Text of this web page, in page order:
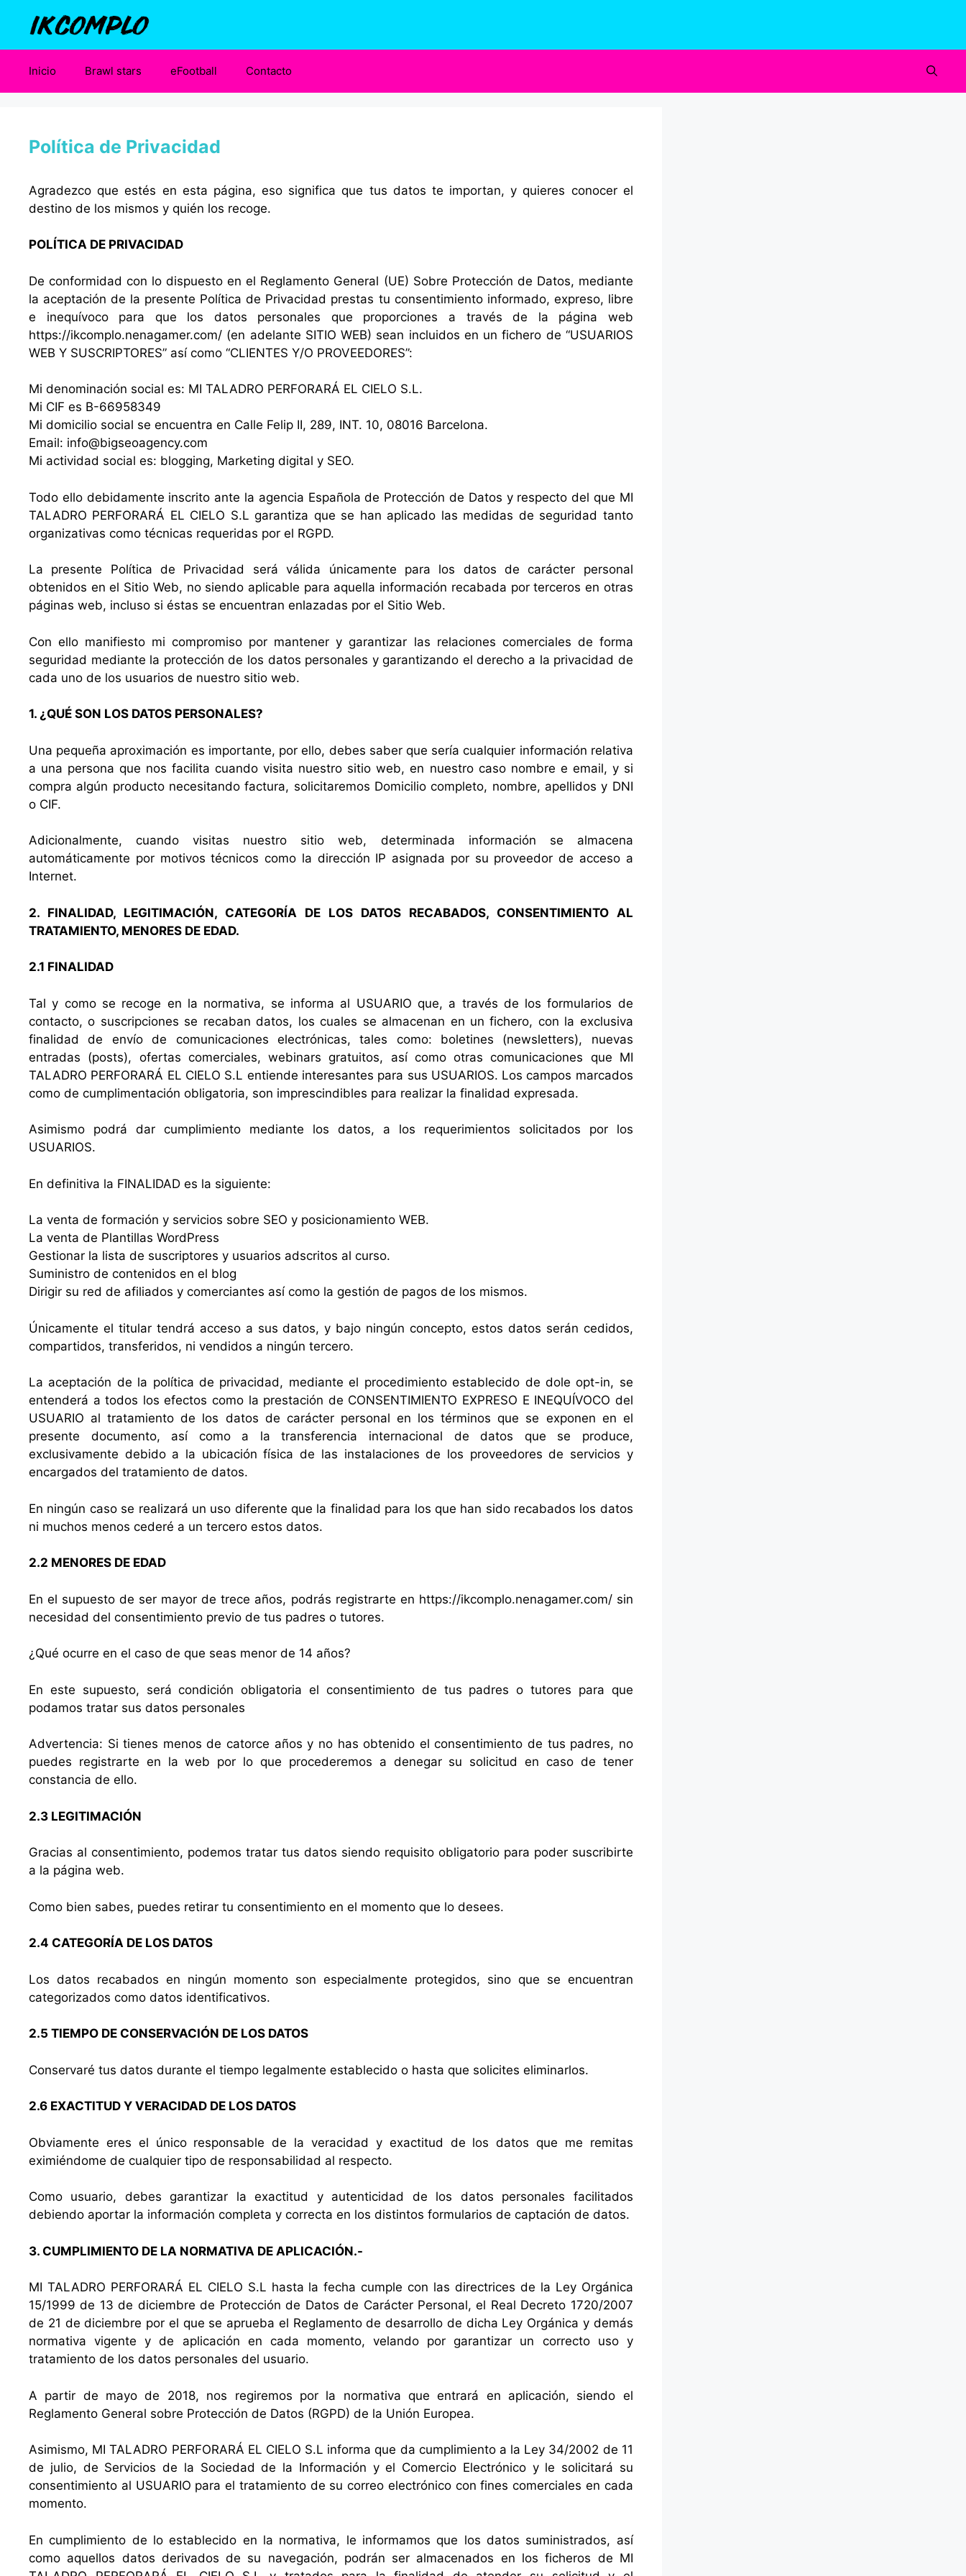
Inicio Brawl stars eFootball Contacto
Política de Privacidad
Agradezco que estés en esta página, eso significa que tus datos te importan, y quieres conocer el
destino de los mismos y quién los recoge.
POLÍTICA DE PRIVACIDAD
De conformidad con lo dispuesto en el Reglamento General (UE) Sobre Protección de Datos, mediante
la aceptación de la presente Política de Privacidad prestas tu consentimiento informado, expreso, libre
e inequívoco para que los datos personales que proporciones a través de la página web
https://ikcomplo.nenagamer.com/ (en adelante SITIO WEB) sean incluidos en un fichero de “USUARIOS
WEB Y SUSCRIPTORES” así como “CLIENTES Y/O PROVEEDORES”:
Mi denominación social es: MI TALADRO PERFORARÁ EL CIELO S.L.
Mi CIF es B-66958349
Mi domicilio social se encuentra en Calle Felip II, 289, INT. 10, 08016 Barcelona.
Email: info@bigseoagency.com
Mi actividad social es: blogging, Marketing digital y SEO.
Todo ello debidamente inscrito ante la agencia Española de Protección de Datos y respecto del que MI
TALADRO PERFORARÁ EL CIELO S.L garantiza que se han aplicado las medidas de seguridad tanto
organizativas como técnicas requeridas por el RGPD.
La presente Política de Privacidad será válida únicamente para los datos de carácter personal
obtenidos en el Sitio Web, no siendo aplicable para aquella información recabada por terceros en otras
páginas web, incluso si éstas se encuentran enlazadas por el Sitio Web.
Con ello manifiesto mi compromiso por mantener y garantizar las relaciones comerciales de forma
seguridad mediante la protección de los datos personales y garantizando el derecho a la privacidad de
cada uno de los usuarios de nuestro sitio web.
1. ¿QUÉ SON LOS DATOS PERSONALES?
Una pequeña aproximación es importante, por ello, debes saber que sería cualquier información relativa
a una persona que nos facilita cuando visita nuestro sitio web, en nuestro caso nombre e email, y si
compra algún producto necesitando factura, solicitaremos Domicilio completo, nombre, apellidos y DNI
o CIF.
Adicionalmente, cuando visitas nuestro sitio web, determinada información se almacena
automáticamente por motivos técnicos como la dirección IP asignada por su proveedor de acceso a
Internet.
2. FINALIDAD, LEGITIMACIÓN, CATEGORÍA DE LOS DATOS RECABADOS, CONSENTIMIENTO AL
TRATAMIENTO, MENORES DE EDAD.
2.1 FINALIDAD
Tal y como se recoge en la normativa, se informa al USUARIO que, a través de los formularios de
contacto, o suscripciones se recaban datos, los cuales se almacenan en un fichero, con la exclusiva
finalidad de envío de comunicaciones electrónicas, tales como: boletines (newsletters), nuevas
entradas (posts), ofertas comerciales, webinars gratuitos, así como otras comunicaciones que MI
TALADRO PERFORARÁ EL CIELO S.L entiende interesantes para sus USUARIOS. Los campos marcados
como de cumplimentación obligatoria, son imprescindibles para realizar la finalidad expresada.
Asimismo podrá dar cumplimiento mediante los datos, a los requerimientos solicitados por los
USUARIOS.
En definitiva la FINALIDAD es la siguiente:
La venta de formación y servicios sobre SEO y posicionamiento WEB.
La venta de Plantillas WordPress
Gestionar la lista de suscriptores y usuarios adscritos al curso.
Suministro de contenidos en el blog
Dirigir su red de afiliados y comerciantes así como la gestión de pagos de los mismos.
Únicamente el titular tendrá acceso a sus datos, y bajo ningún concepto, estos datos serán cedidos,
compartidos, transferidos, ni vendidos a ningún tercero.
La aceptación de la política de privacidad, mediante el procedimiento establecido de dole opt-in, se
entenderá a todos los efectos como la prestación de CONSENTIMIENTO EXPRESO E INEQUÍVOCO del
USUARIO al tratamiento de los datos de carácter personal en los términos que se exponen en el
presente documento, así como a la transferencia internacional de datos que se produce,
exclusivamente debido a la ubicación física de las instalaciones de los proveedores de servicios y
encargados del tratamiento de datos.
En ningún caso se realizará un uso diferente que la finalidad para los que han sido recabados los datos
ni muchos menos cederé a un tercero estos datos.
2.2 MENORES DE EDAD
En el supuesto de ser mayor de trece años, podrás registrarte en https://ikcomplo.nenagamer.com/ sin
necesidad del consentimiento previo de tus padres o tutores.
¿Qué ocurre en el caso de que seas menor de 14 años?
En este supuesto, será condición obligatoria el consentimiento de tus padres o tutores para que
podamos tratar sus datos personales
Advertencia: Si tienes menos de catorce años y no has obtenido el consentimiento de tus padres, no
puedes registrarte en la web por lo que procederemos a denegar su solicitud en caso de tener
constancia de ello.
2.3 LEGITIMACIÓN
Gracias al consentimiento, podemos tratar tus datos siendo requisito obligatorio para poder suscribirte
a la página web.
Como bien sabes, puedes retirar tu consentimiento en el momento que lo desees.
2.4 CATEGORÍA DE LOS DATOS
Los datos recabados en ningún momento son especialmente protegidos, sino que se encuentran
categorizados como datos identificativos.
2.5 TIEMPO DE CONSERVACIÓN DE LOS DATOS
Conservaré tus datos durante el tiempo legalmente establecido o hasta que solicites eliminarlos.
2.6 EXACTITUD Y VERACIDAD DE LOS DATOS
Obviamente eres el único responsable de la veracidad y exactitud de los datos que me remitas
eximiéndome de cualquier tipo de responsabilidad al respecto.
Como usuario, debes garantizar la exactitud y autenticidad de los datos personales facilitados
debiendo aportar la información completa y correcta en los distintos formularios de captación de datos.
3. CUMPLIMIENTO DE LA NORMATIVA DE APLICACIÓN.-
MI TALADRO PERFORARÁ EL CIELO S.L hasta la fecha cumple con las directrices de la Ley Orgánica
15/1999 de 13 de diciembre de Protección de Datos de Carácter Personal, el Real Decreto 1720/2007
de 21 de diciembre por el que se aprueba el Reglamento de desarrollo de dicha Ley Orgánica y demás
normativa vigente y de aplicación en cada momento, velando por garantizar un correcto uso y
tratamiento de los datos personales del usuario.
A partir de mayo de 2018, nos regiremos por la normativa que entrará en aplicación, siendo el
Reglamento General sobre Protección de Datos (RGPD) de la Unión Europea.
Asimismo, MI TALADRO PERFORARÁ EL CIELO S.L informa que da cumplimiento a la Ley 34/2002 de 11
de julio, de Servicios de la Sociedad de la Información y el Comercio Electrónico y le solicitará su
consentimiento al USUARIO para el tratamiento de su correo electrónico con fines comerciales en cada
momento.
En cumplimiento de lo establecido en la normativa, le informamos que los datos suministrados, así
como aquellos datos derivados de su navegación, podrán ser almacenados en los ficheros de MI